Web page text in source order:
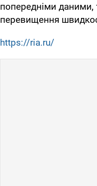
попередніми даними,
перевищення
https://ria.ru/